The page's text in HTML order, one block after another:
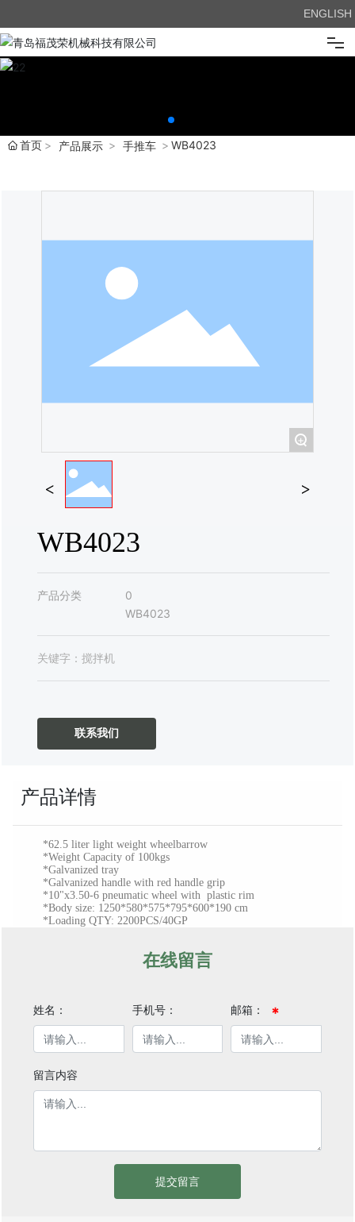
ENGLISH
首页 产品展示 手推车 WB4023
+
WB4023
产品分类
0
WB4023
关键字：搅拌机
联系我们
产品详情
*62.5 liter light weight wheelbarrow
*Weight Capacity of 100kgs
*Galvanized tray
*Galvanized handle with red handle grip
*10"x3.50-6 pneumatic wheel with plastic rim
*Body size: 1250*580*575*795*600*190 cm
*Loading QTY: 2200PCS/40GP
在线留言
姓名： 手机号： 邮箱：
留言内容
提交留言